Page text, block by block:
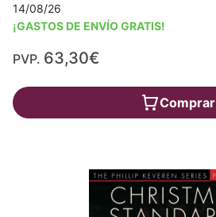
14/08/26
¡GASTOS DE ENVÍO GRATIS!
PVP. 63,30€
Comprar